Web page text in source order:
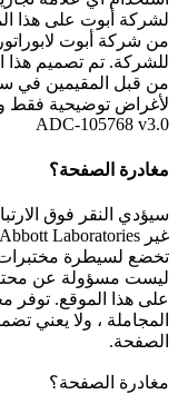
لشركة أبوت على هذا
من شركة أبوت
للشركة. تم تصميم هذا
من قبل المقيمين في
لأغراض توضيحية فقط و
ADC-105768 v3.0
مغادرة الصفحة؟
سيؤدي النقر فوق
تخضع لسيطرة مختبرات
ليست مسؤولة عن
على هذا الموقع. توفر
المجاملة ، ولا يعني
الصفحة.
مغادرة الصفحة؟